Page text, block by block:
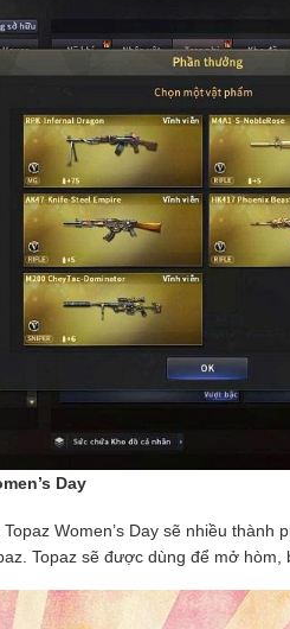
Day
Women’s Day sẽ nhiều
Topaz sẽ được dùng để mở